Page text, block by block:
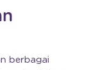
berbagai